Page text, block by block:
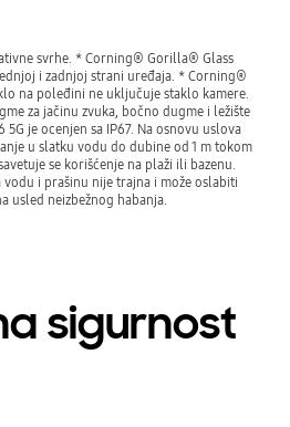
svrhe. * Corning® Gorilla® Glass
i zadnjoj strani uređaja. * Corning®
na poleđini ne uključuje staklo kamere.
za jačinu zvuka, bočno dugme i ležište
5G je ocenjen sa IP67. Na osnovu uslova
u slatku vodu do dubine od 1 m tokom
se korišćenje na plaži ili bazenu.
i prašinu nije trajna i može oslabiti
usled neizbežnog habanja.
sigurnost